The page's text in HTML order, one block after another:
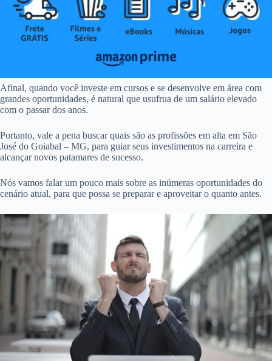
Afinal, quando você investe em cursos e se desenvolve em área com
grandes oportunidades, é natural que usufrua de um salário elevado
com o passar dos anos.
Portanto, vale a pena buscar quais são as profissões em alta em São
José do Goiabal – MG, para guiar seus investimentos na carreira e
alcançar novos patamares de sucesso.
Nós vamos falar um pouco mais sobre as inúmeras oportunidades do
cenário atual, para que possa se preparar e aproveitar o quanto antes.